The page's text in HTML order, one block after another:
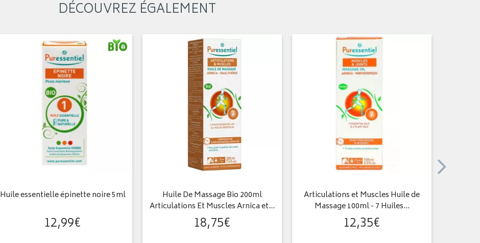
DÉCOUVREZ ÉGALEMENT
Huile essentielle épinette noire 5ml
12,99€
Huile De Massage Bio 200ml
Articulations Et Muscles Arnica et…
18,75€
Articulations et Muscles Huile de
Massage 100ml - 7 Huiles…
12,35€